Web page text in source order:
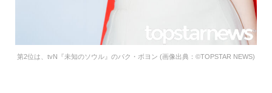
第2位は、tvN『未知のソウル』のパク・ボヨン (画像出典：©TOPSTAR NEWS)